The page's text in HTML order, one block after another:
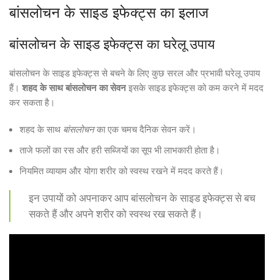
बांसलोचन के साइड इफेक्ट्स का इलाज
बांसलोचन के साइड इफेक्ट्स का घरेलू उपाय
बांसलोचन के साइड इफेक्ट्स से बचने के लिए कुछ सरल और प्रभावी घरेलू उपाय
हैं। शहद के साथ बांसलोचन का सेवनइसके साइड इफेक्ट्स को कम करने में मदद
कर सकता है।
शहद के साथ बांसलोचनका एक चमच दैनिक सेवन करें।
ताजे फलों का रस और हरी सब्जियों का सूप भी लाभकारी होता है।
नियमित व्यायाम और योगा शरीर को स्वस्थ रखने में मदद करते हैं।
इन उपायों को अपनाकर आप बांसलोचन के साइड इफेक्ट्स से बच
सकते हैं और अपने शरीर को स्वस्थ रख सकते हैं।